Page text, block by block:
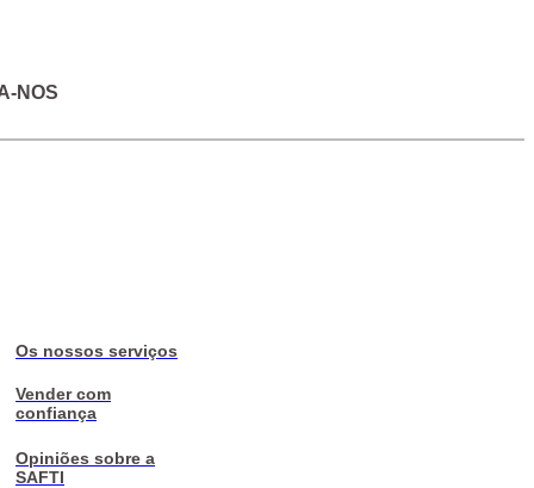
NOS
Os nossos serviços
Vender com
confiança
Opiniões sobre a
SAFTI